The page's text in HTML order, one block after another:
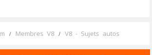
Membres V8 V8 - Sujets autos